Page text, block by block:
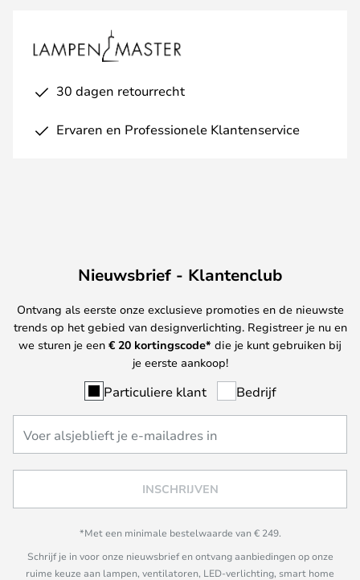
30 dagen retourrecht
Ervaren en Professionele Klantenservice
Nieuwsbrief - Klantenclub
Ontvang als eerste onze exclusieve promoties en de nieuwste
trends op het gebied van designverlichting. Registreer je nu en
we sturen je een € 20 kortingscode* die je kunt gebruiken bij
je eerste aankoop!
Particuliere klant Bedrijf
INSCHRIJVEN
*Met een minimale bestelwaarde van € 249.
Schrijf je in voor onze nieuwsbrief en ontvang aanbiedingen op onze
ruime keuze aan lampen, ventilatoren, LED-verlichting, smart home